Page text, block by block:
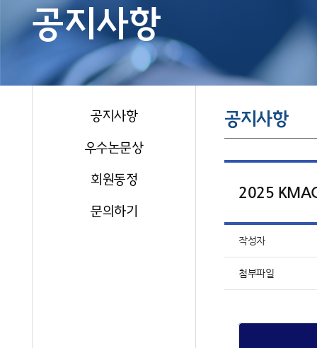
공지사항
공지사항
우수논문상
회원동정
문의하기
공지사항
2025
작성자
첨부파일